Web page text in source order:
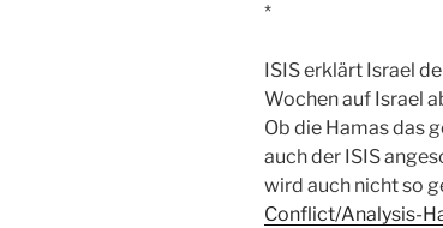
*
ISIS erklärt Israel
Wochen auf Israel
Ob die Hamas das
auch der ISIS
wird auch nicht so
Conflict/Analysis-